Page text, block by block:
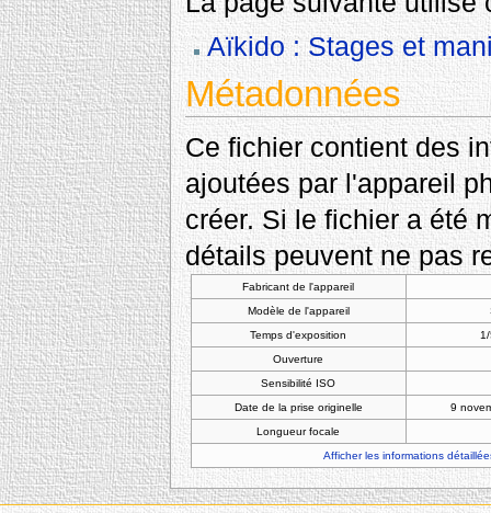
Aïkido : Stages et
Métadonnées
Ce fichier contient des
ajoutées par l'appareil
créer. Si le fichier a été
détails peuvent ne pas
Fabricant de l'appareil
Modèle de l'appareil
Temps d'exposition
Ouverture
Sensibilité ISO
Date de la prise originelle
9
Longueur focale
Afficher les informations